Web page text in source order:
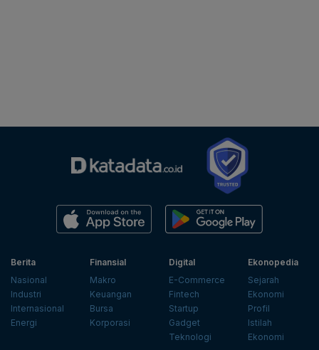
Berita
Nasional
Industri
Internasional
Energi
Finansial
Makro
Keuangan
Bursa
Korporasi
Digital
E-Commerce
Fintech
Startup
Gadget
Teknologi
Ekonopedia
Sejarah
Ekonomi
Profil
Istilah
Ekonomi